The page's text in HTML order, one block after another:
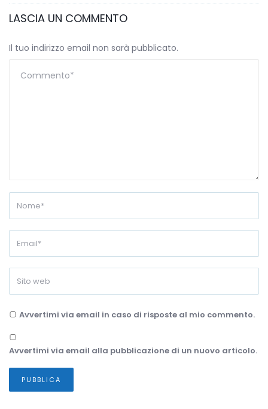
LASCIA UN COMMENTO
Il tuo indirizzo email non sarà pubblicato.
Avvertimi via email in caso di risposte al mio commento.
Avvertimi via email alla pubblicazione di un nuovo articolo.